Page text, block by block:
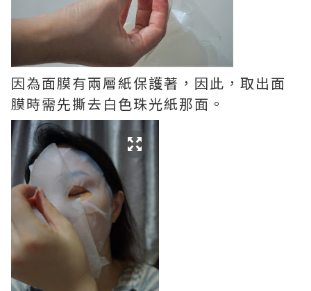
因為面膜有兩層紙保護著，因此，取出面
膜時需先撕去白色珠光紙那面。